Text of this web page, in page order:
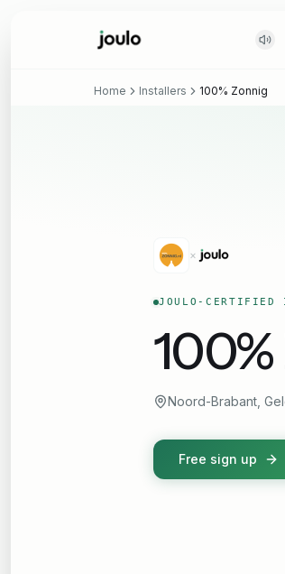
Home Installers 100% Zonnig
×
JOULO-CERTIFIED
Noord-Brabant,
Free sign up